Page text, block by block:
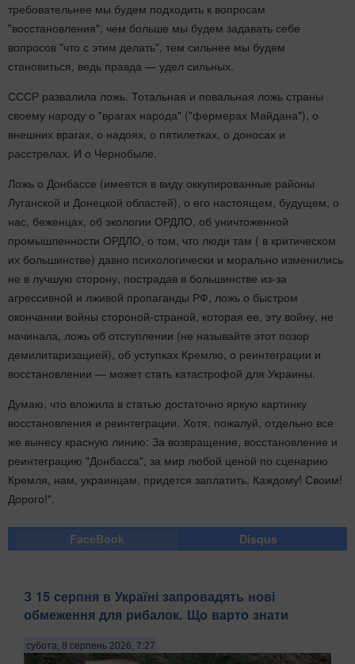
требовательнее мы будем подходить к вопросам
"восстановления", чем больше мы будем задавать себе
вопросов "что с этим делать", тем сильнее мы будем
становиться, ведь правда — удел сильных.
СССР развалила ложь. Тотальная и повальная ложь страны
своему народу о "врагах народа" ("фермерах Майдана"), о
внешних врагах, о надоях, о пятилетках, о доносах и
расстрелах. И о Чернобыле.
Ложь о Донбассе (имеется в виду оккупированные районы
Луганской и Донецкой областей), о его настоящем, будущем, о
нас, беженцах, об экологии ОРДЛО, об уничтоженной
промышленности ОРДЛО, о том, что люди там ( в критическом
их большинстве) давно психологически и морально изменились
не в лучшую сторону, пострадав в большинстве из-за
агрессивной и лживой пропаганды РФ, ложь о быстром
окончании войны стороной-страной, которая ее, эту войну, не
начинала, ложь об отступлении (не называйте этот позор
демилитаризацией), об уступках Кремлю, о реинтеграции и
восстановлении — может стать катастрофой для Украины.
Думаю, что вложила в статью достаточно яркую картинку
восстановления и реинтеграции. Хотя, пожалуй, отдельно все
же вынесу красную линию: За возвращение, восстановление и
реинтеграцию "Донбасса", за мир любой ценой по сценарию
Кремля, нам, украинцам, придется заплатить. Каждому! Своим!
Дорого!".
FaceBook Disqus
З 15 серпня в Україні запровадять нові
обмеження для рибалок. Що варто знати
субота, 8 серпень 2026, 7:27